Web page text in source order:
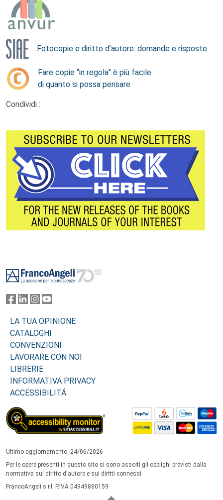
Fotocopie e diritto d’autore: domande e risposte
Fare copie “in regola” è più facile
di quanto si possa pensare
Condividi :
LA TUA OPINIONE
CATALOGHI
CONVENZIONI
LAVORARE CON NOI
LIBRERIE
INFORMATIVA PRIVACY
ACCESSIBILITÁ
Ultimo aggiornamento: 24/06/2026
Per le opere presenti in questo sito si sono assolti gli obblighi previsti dalla
normativa sul diritto d'autore e sui diritti connessi.
FrancoAngeli s.r.l. P.IVA 04949880159